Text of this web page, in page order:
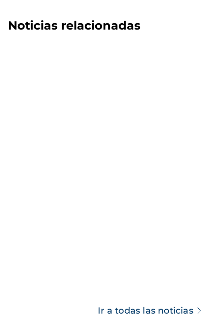
Noticias relacionadas
Ir a todas las noticias